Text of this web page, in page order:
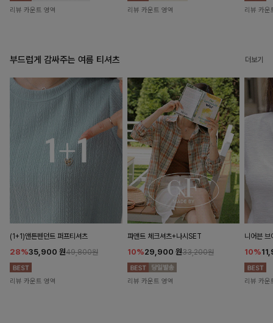
리뷰 카운트 영역 리뷰 카운트 영역 리뷰 카운
부드럽게 감싸주는 여름 티셔츠 더보기
(1+1)앤튼펜던트 퍼프티셔츠
28%35,900 원49,800원
리뷰 카운트 영역
파앤트 체크셔츠+나시SET
10%29,900 원33,200원
리뷰 카운트 영역
니어븐 브
10%
리뷰 카운